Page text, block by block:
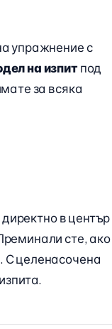
упражнение с
на изпитпод
за всяка
директно в център
сте, ако
С целенасочена